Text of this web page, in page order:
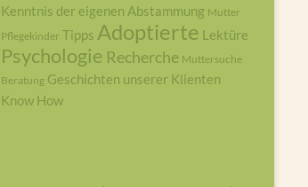
Kenntnis der eigenen Abstammung Mutter
Pflegekinder Tipps Adoptierte Lektüre
Psychologie Recherche Muttersuche
Beratung Geschichten unserer Klienten
Know How